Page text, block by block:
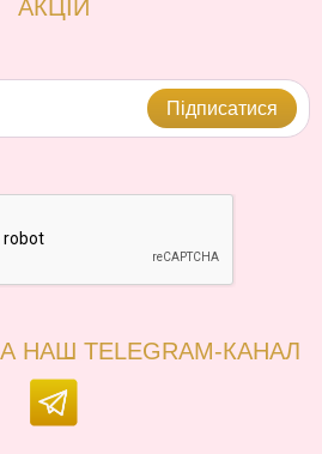
АКЦІЙ
Підписатися
НАШ TELEGRAM-КАНАЛ